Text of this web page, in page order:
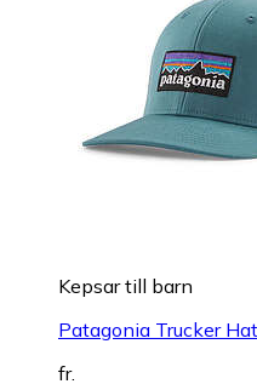
Kepsar till barn
Patagonia Trucker
fr.